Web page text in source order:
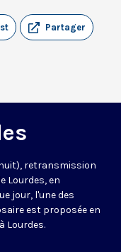
Partager
retransmission
Lourdes, en
jour, l'une des
est proposée en
Lourdes.